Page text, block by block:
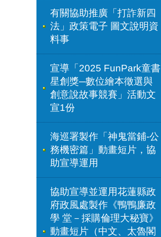
有關協助推廣「打詐新四
法」政策電子 圖文說明資
料事
宣導「2025 FunPark童書
星創獎─數位繪本徵選與
創意說故事競賽」活動文
宣1份
海巡署製作「神鬼當鋪-公
務機密篇」動畫短片，協
助宣導運用
協助宣導並運用花蓮縣政
府政風處製作《鴨鴨廉政
學 堂－採購倫理大秘寶》
動畫短片（中文、太魯閣